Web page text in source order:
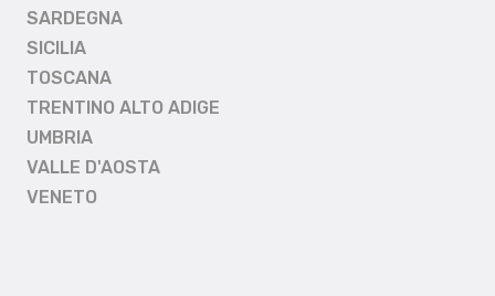
SARDEGNA
SICILIA
TOSCANA
TRENTINO ALTO ADIGE
UMBRIA
VALLE D'AOSTA
VENETO